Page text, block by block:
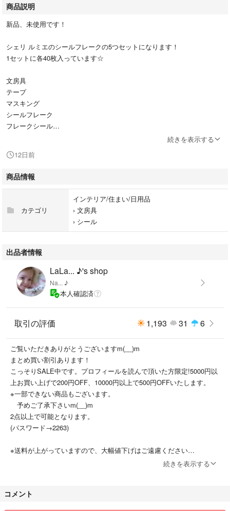
商品説明
新品、未使用です！
シェリ ルミエのシールフレークの5つセットになります！
1セットに各40枚入っています☆
文房具
テープ
マスキング
シールフレーク
フレークシール
続きを表示する
12日前
商品情報
カテゴリ
インテリア/住まい/日用品
› 文房具
› シール
出品者情報
LaLa... ♪'s shop
Na... ♪
本人確認済
取引の評価 1,193 31 6
ご覧いただきありがとうございますm(__)m
まとめ買い割引あります！
こっそりSALE中です。プロフィールを読んで頂いた方限定!5000円以
上お買い上げで200円OFF、10000円以上で500円OFFいたします。
※一部できない商品もございます。
予めご了承下さいm(__)m
2点以上で可能となります。
(パスワード→2263)
※送料が上がっていますので、大幅値下げはご遠慮ください
※理由のない普通、悪い評価をされた方はブロックします。
☆自宅保管のため完璧を求める方はご遠慮ください。
続きを表示する
コメント